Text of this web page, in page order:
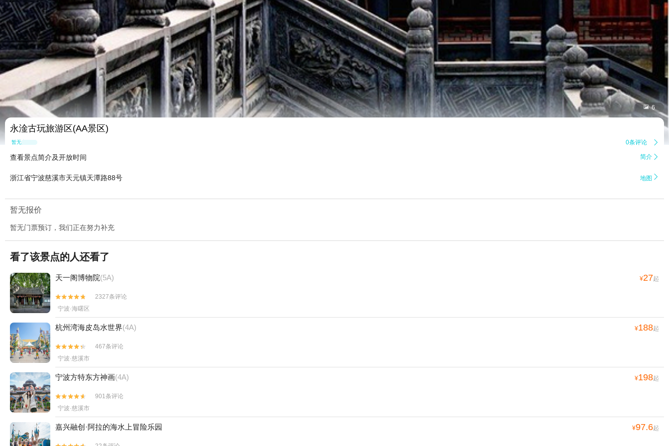
 6
永淦古玩旅游区(AA景区)
暂无点评 0条评论 
查看景点简介及开放时间 简介 
浙江省宁波慈溪市天元镇天潭路88号 地图 
暂无报价
暂无门票预订，我们正在努力补充
看了该景点的人还看了
天一阁博物院(5A) ¥27起


2327条评论
宁波·海曙区
杭州湾海皮岛水世界(4A) ¥188起


467条评论
宁波·慈溪市
宁波方特东方神画(4A) ¥198起


901条评论
宁波·慈溪市
嘉兴融创·阿拉的海水上冒险乐园 ¥97.6起